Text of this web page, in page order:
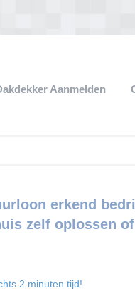
Aanmelden
erkend
zelf oplossen
2 minuten tijd!